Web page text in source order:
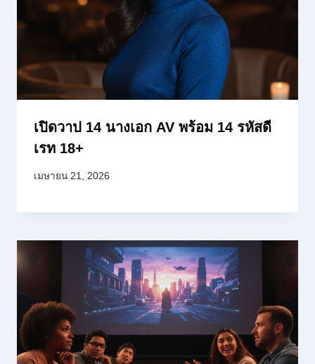
เปิดวาป 14 นางเอก AV พร้อม 14 รหัสดี
เรท 18+
เมษายน 21, 2026